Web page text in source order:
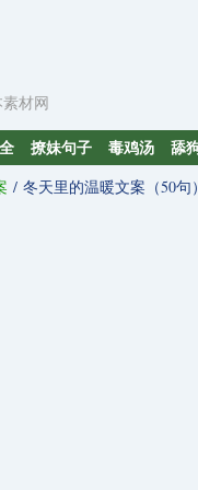
材网
撩妹句子 毒鸡汤 舔
冬天里的温暖文案（50句）